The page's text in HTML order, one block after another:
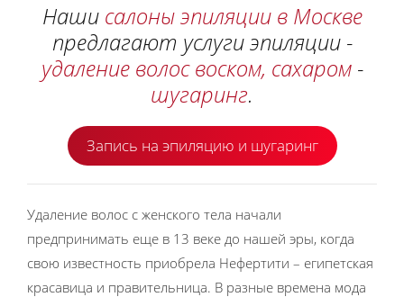
Наши салоны эпиляции в Москве
предлагают услуги эпиляции -
удаление волос воском, сахаром-
шугаринг.
Запись на эпиляцию и шугаринг
Удаление волос с женского тела начали
предпринимать еще в 13 веке до нашей эры, когда
свою известность приобрела Нефертити – египетская
красавица и правительница. В разные времена мода